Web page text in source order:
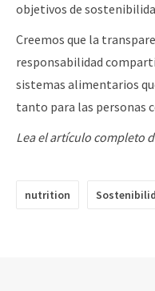
objetivos de
Creemos que la
responsabilidad
sistemas alimentarios
tanto para las personas
Lea el artículo completo
nutrition